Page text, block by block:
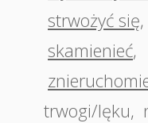
strwożyć się,
skamienieć,
trwogi/lęku,